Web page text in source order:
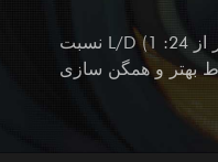
می گذارد؟
نسبت L/D بالاتر (به طور معمول بالاتر از 24: 1)